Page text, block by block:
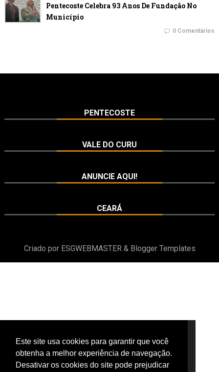
Este site usa cookies para garantir que você
obtenha a melhor experiência de navegação.
Desativar os cookies do site pode prejudicar
Este site usa cookies para garantir que você
obtenha a melhor experiência de navegação.
Desativar os cookies do site pode prejudicar
Pentecoste Celebra 93 Anos De Fundação No
Município
0 Comentários
PENTECOSTE
VALE DO CURU
ANUNCIE AQUI!
CEARÁ
Criado por ESGWEBMASTER& Blogger Templates